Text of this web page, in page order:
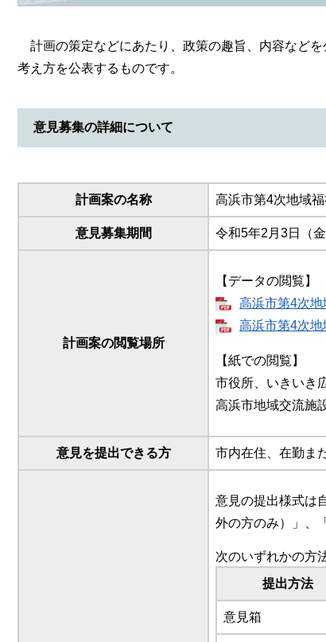
計画の策定などにあたり、政策の趣旨、内容など
考え方を公表するものです。
意見募集の詳細について
計画案の名称 高浜市第4次地域福
意見募集期間 令和5年2月3日（
計画案の閲覧場所
【データの閲覧】
高浜市第4次
高浜市第4次
【紙での閲覧】
市役所、いきいき
高浜市地域交流施
意見を提出できる方 市内在住、在勤ま
意見の提出様式は
外の方のみ）」、
次のいずれかの方
提出方法
意見箱